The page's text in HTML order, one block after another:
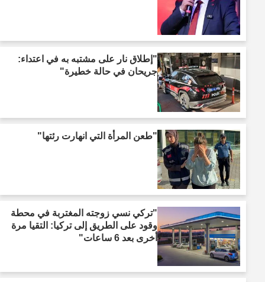
"إطلاق نار على مشتبه به في اعتداء:
جريحان في حالة خطيرة"
"طعن المرأة التي انهارت رئتها"
"تركي نسي زوجته المغتربة في محطة
وقود على الطريق إلى تركيا: التقيا مرة
أخرى بعد 6 ساعات"